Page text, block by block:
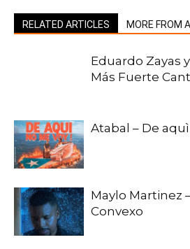
RELATED ARTICLES MORE FROM
Eduardo Zayas
Más Fuerte
Atabal – De
Maylo Martinez
Convexo